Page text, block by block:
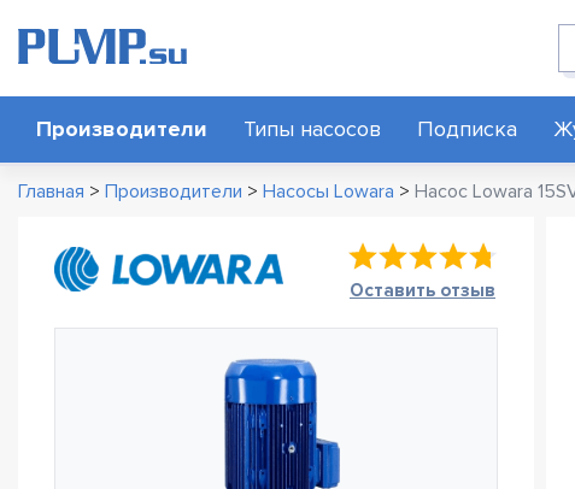
Производители Типы насосов Подписка
Главная > Производители > Насосы Lowara > Насос Lowara
Оставить отзыв